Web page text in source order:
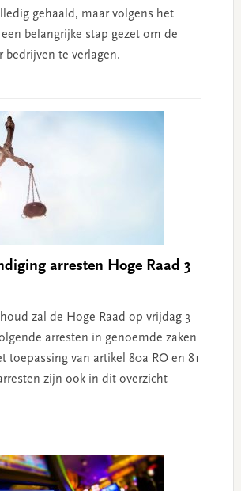
gehaald, maar volgens het
belangrijke stap gezet om de
bedrijven te verlagen.
arresten Hoge Raad 3
zal de Hoge Raad op vrijdag 3
arresten in genoemde zaken
toepassing van artikel 80a RO en 81
zijn ook in dit overzicht